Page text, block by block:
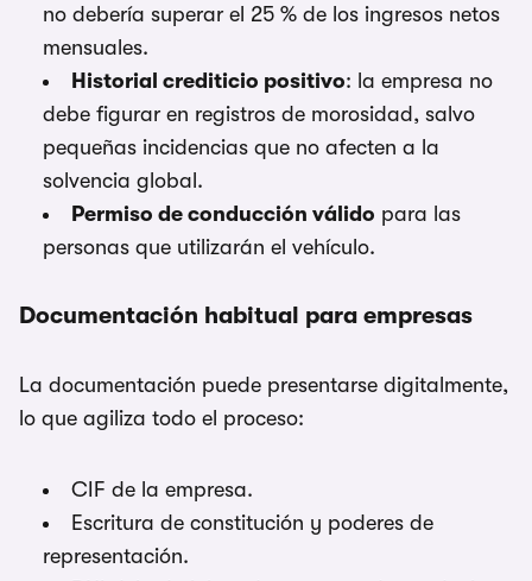
no debería superar el 25 % de los ingresos netos
mensuales.
Historial crediticio positivo: la empresa no
debe figurar en registros de morosidad, salvo
pequeñas incidencias que no afecten a la
solvencia global.
Permiso de conducción válido para las
personas que utilizarán el vehículo.
Documentación habitual para empresas
La documentación puede presentarse digitalmente,
lo que agiliza todo el proceso:
CIF de la empresa.
Escritura de constitución y poderes de
representación.